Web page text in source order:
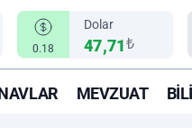
0.18
Dolar
47,71₺
MEVZUAT